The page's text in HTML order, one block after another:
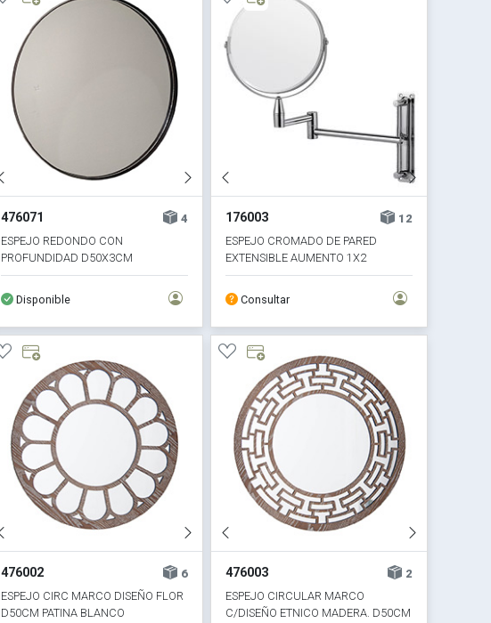
476071
4
ESPEJO REDONDO CON
PROFUNDIDAD D50X3CM
Disponible
176003
12
ESPEJO CROMADO DE PARED
EXTENSIBLE AUMENTO 1X2
Consultar
476002
6
ESPEJO CIRC MARCO DISEÑO FLOR
D50CM PATINA BLANCO
476003
2
ESPEJO CIRCULAR MARCO
C/DISEÑO ETNICO MADERA. D50CM